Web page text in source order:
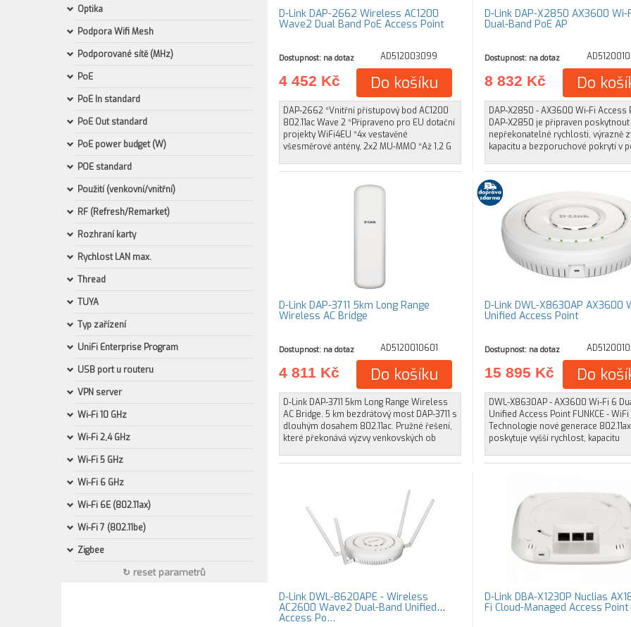
Optika
Podpora Wifi Mesh
Podporované sítě (MHz)
PoE
PoE In standard
PoE Out standard
PoE power budget (W)
POE standard
Použití (venkovní/vnitřní)
RF (Refresh/Remarket)
Rozhraní karty
Rychlost LAN max.
Thread
TUYA
Typ zařízení
UniFi Enterprise Program
USB port u routeru
VPN server
Wi-Fi 10 GHz
Wi-Fi 2,4 GHz
Wi-Fi 5 GHz
Wi-Fi 6 GHz
Wi-Fi 6E (802.11ax)
Wi-Fi 7 (802.11be)
Zigbee
↻ reset parametrů
D-Link DAP-2662 Wireless AC1200
Wave2 Dual Band PoE Access Point
Dostupnost: na dotaz AD512003099
4 452 Kč Do košíku
DAP-2662 *Vnitřní přístupový bod AC1200
802.11ac Wave 2 *Připraveno pro EU dotační
projekty WiFi4EU *4x vestavěné
všesměrové antény, 2x2 MU-MMO *Až 1,2 G
D-Link DAP-X2850 AX3600 Wi-
Dual-Band PoE AP
Dostupnost: na dotaz
8 832 Kč Do
DAP-X2850 - AX3600 Wi-Fi Access
DAP-X2850 je připraven poskytnout
nepřekonatelné rychlosti, výrazně
kapacitu a bezporuchové pokrytí v
D-Link DAP-3711 5km Long Range
Wireless AC Bridge
Dostupnost: na dotaz AD5120010601
4 811 Kč Do košíku
D-Link DAP-3711 5km Long Range Wireless
AC Bridge. 5 km bezdrátový most DAP-3711 s
dlouhým dosahem 802.11ac. Pružné řešení,
které překonává výzvy venkovských ob
D-Link DWL-X8630AP AX3600
Unified Access Point
Dostupnost: na dotaz
15 895 Kč Do
DWL-X8630AP - AX3600 Wi-Fi 6
Unified Access Point FUNKCE -
Technologie nové generace
poskytuje vyšší rychlost, kapacitu
D-Link DWL-8620APE - Wireless
AC2600 Wave2 Dual-Band Unified
Access Po…
D-Link DBA-X1230P Nuclias
Fi Cloud-Managed Access